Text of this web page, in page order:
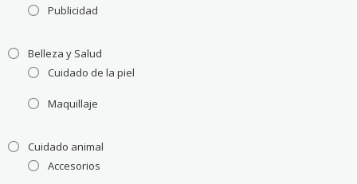
Publicidad
Belleza y Salud
Cuidado de la piel
Maquillaje
Cuidado animal
Accesorios